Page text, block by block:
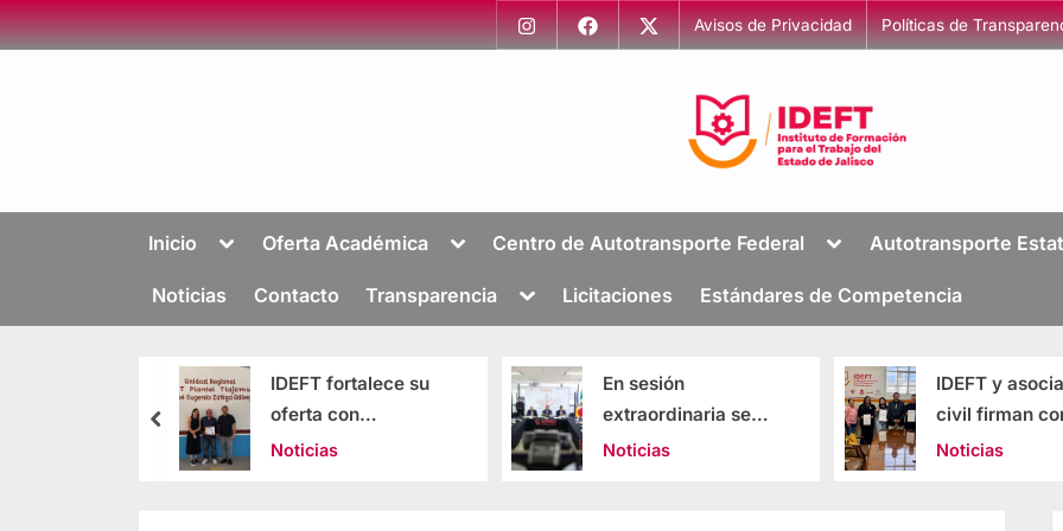
Avisos de Privacidad Políticas de
t
i
para
el
Inicio Oferta Académica Centro de Autotransporte Federal Autotransporte
Noticias Contacto Transparencia Licitaciones Estándares de Competencia
En sesión
extraordinaria se
aprobó el
Noticias
IDEFT y asociación
civil firman convenio
para impulsar la
Noticias
Capacitación
nivel por
IDEFT y
Noticias